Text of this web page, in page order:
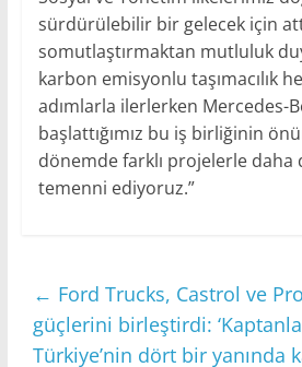
sürdürülebilir bir gelecek için
somutlaştırmaktan mutluluk
karbon emisyonlu taşımacılık
adımlarla ilerlerken Mercedes-
başlattığımız bu iş birliğinin
dönemde farklı projelerle daha
temenni ediyoruz.”
← Ford Trucks, Castrol ve
güçlerini birleştirdi:
Türkiye’nin dört bir yanında